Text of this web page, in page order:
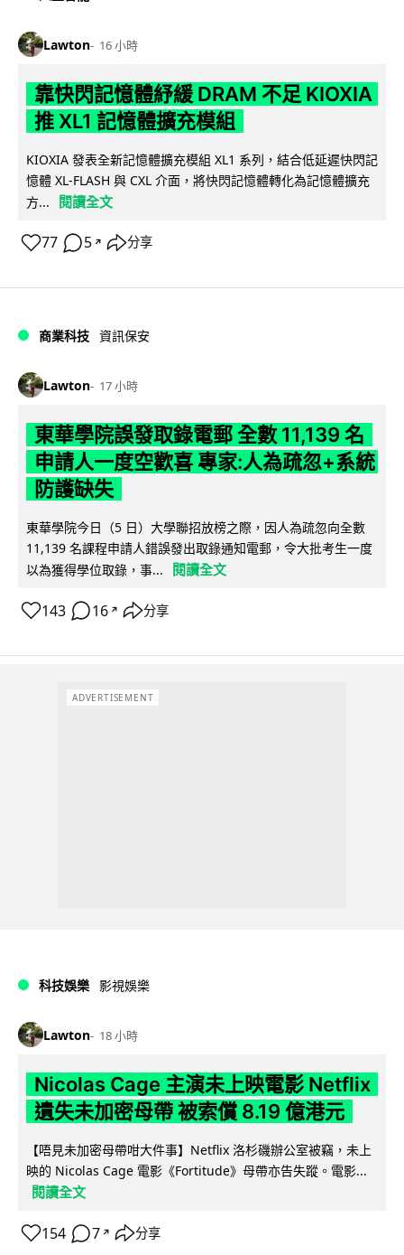
Lawton 16 小時
靠快閃記憶體紓緩 DRAM 不足 KIOXIA
推 XL1 記憶體擴充模組
KIOXIA 發表全新記憶體擴充模組 XL1 系列，結合低延遲快閃記
憶體 XL-FLASH 與 CXL 介面，將快閃記憶體轉化為記憶體擴充
方...
閱讀全文
77 5 ↗ 分享
商業科技 資訊保安
Lawton 17 小時
東華學院誤發取錄電郵 全數 11,139 名
申請人一度空歡喜 專家:人為疏忽+系統
防護缺失
東華學院今日（5 日）大學聯招放榜之際，因人為疏忽向全數
11,139 名課程申請人錯誤發出取錄通知電郵，令大批考生一度
以為獲得學位取錄，事...
閱讀全文
143 16 ↗ 分享
ADVERTISEMENT
科技娛樂 影視娛樂
Lawton 18 小時
Nicolas Cage 主演未上映電影 Netflix
遺失未加密母帶 被索償 8.19 億港元
【唔見未加密母帶咁大件事】Netflix 洛杉磯辦公室被竊，未上
映的 Nicolas Cage 電影《Fortitude》母帶亦告失蹤。電影...
閱讀全文
154 7 ↗ 分享